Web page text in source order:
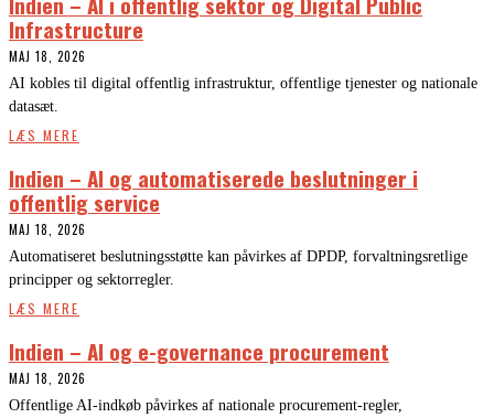
Infrastructure
MAJ 18, 2026
AI kobles til digital offentlig infrastruktur, offentlige tjenester og nationale
datasæt.
LÆS MERE
Indien – AI og automatiserede beslutninger i
offentlig service
MAJ 18, 2026
Automatiseret beslutningsstøtte kan påvirkes af DPDP, forvaltningsretlige
principper og sektorregler.
LÆS MERE
Indien – AI og e-governance procurement
MAJ 18, 2026
Offentlige AI-indkøb påvirkes af nationale procurement-regler,